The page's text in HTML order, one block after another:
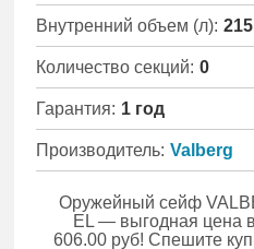
Внутренний объем (л): 215
Количество секций: 0
Гарантия: 1 год
Производитель: Valberg
Оружейный сейф
EL — выгодная цена
606.00 руб! Спешите